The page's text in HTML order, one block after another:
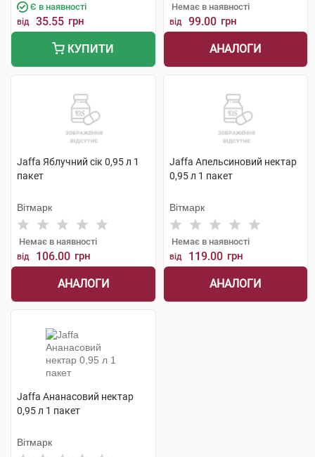
Є в наявності
від 35.55 грн
КУПИТИ
Немає в наявності
від 99.00 грн
АНАЛОГИ
Jaffa Яблучний сік 0,95 л 1
пакет
Вітмарк
Немає в наявності
від 106.00 грн
АНАЛОГИ
Jaffa Апельсиновий нектар
0,95 л 1 пакет
Вітмарк
Немає в наявності
від 119.00 грн
АНАЛОГИ
Jaffa Ананасовий нектар
0,95 л 1 пакет
Вітмарк